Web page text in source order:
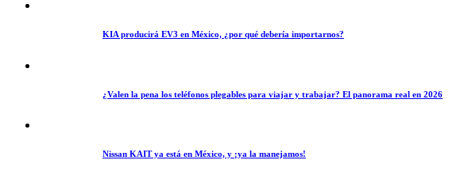
KIA producirá EV3 en México, ¿por qué debería importarnos?
¿Valen la pena los teléfonos plegables para viajar y trabajar? El panorama real en 2026
Nissan KAIT ya está en México, y ¡ya la manejamos!